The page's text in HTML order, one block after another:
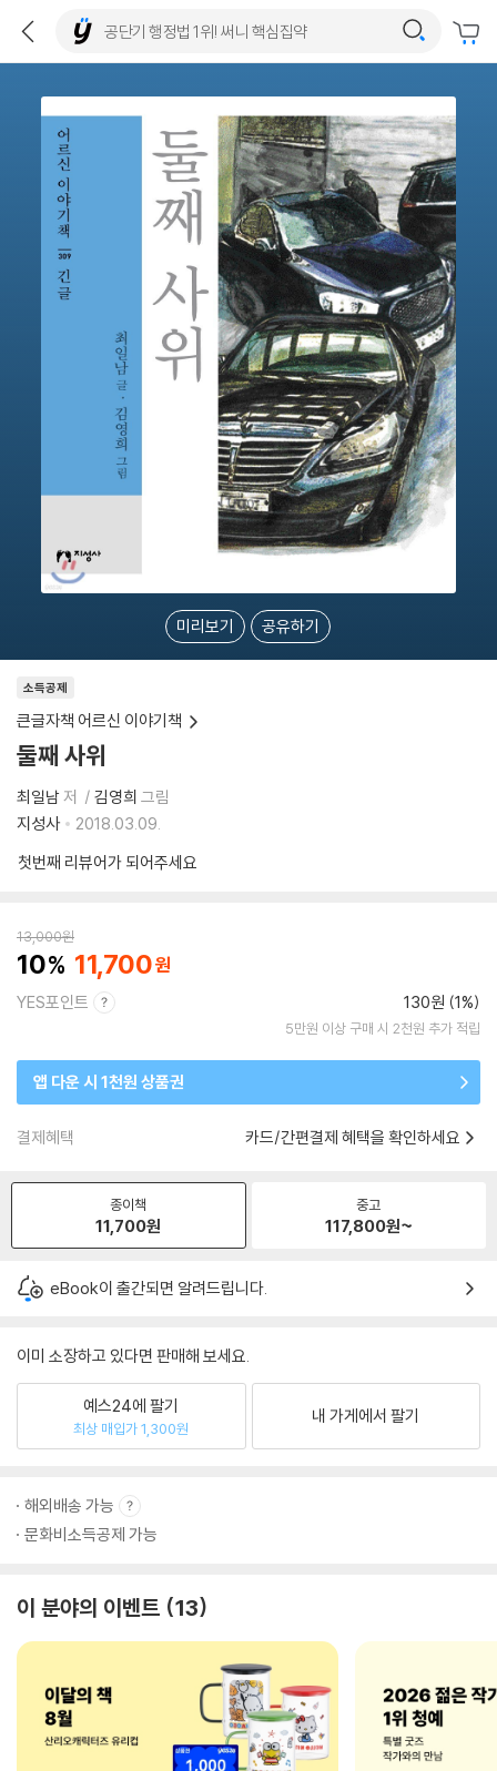
미리보기 공유하기
소득공제
큰글자책 어르신 이야기책
둘째 사위
최일남저 김영희 그림
지성사
2018.03.09.
첫번째 리뷰어가 되어주세요
13,000원
10 11,700
YES포인트 130원 (1%)
5만원 이상 구매 시 2천원 추가 적립
앱 다운 시 1천원 상품권
결제혜택 카드/간편결제 혜택을 확인하세요
종이책
11,700원
중고
117,800원~
eBook이 출간되면 알려드립니다.
이미 소장하고 있다면 판매해 보세요.
예스24에 팔기
최상 매입가 1,300원
내 가게에서 팔기
해외배송 가능
문화비소득공제 가능
이 분야의 이벤트 13